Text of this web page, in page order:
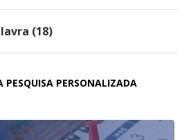
(18)
PESQUISA PERSONALIZADA